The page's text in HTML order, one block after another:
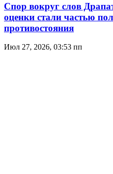
Спор вокруг слов
оценки стали частью
противостояния
Июл 27, 2026, 03:53 пп